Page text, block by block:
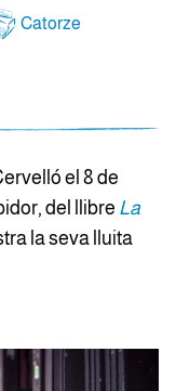
Catorze
el 8 de
del llibre La
la seva lluita